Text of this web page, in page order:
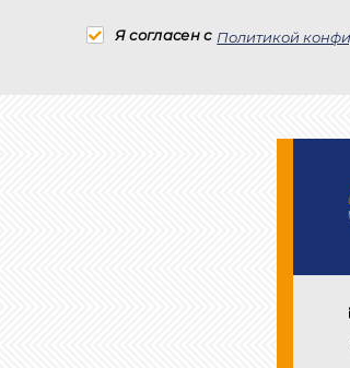
Я согласен с Политикой